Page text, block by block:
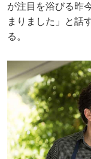
が注目を浴びる昨
まりました」と話
る。